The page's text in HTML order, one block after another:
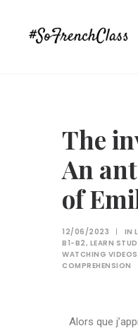
The
An
of
12/06/2023 | IN
B1-B2, LEARN
WATCHING
COMPREHENSION
Alors que